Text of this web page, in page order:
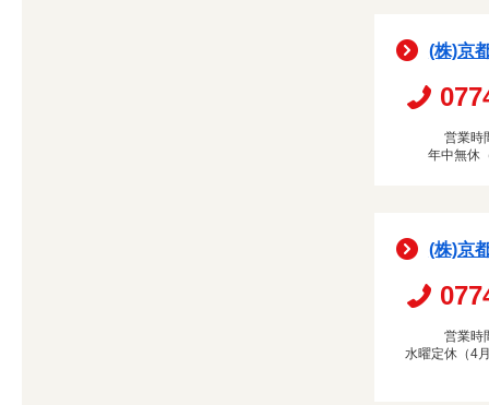
(株)京
営業時
年中無休
(株)京
営業時
水曜定休（4